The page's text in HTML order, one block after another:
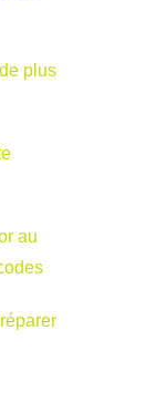
plus
au